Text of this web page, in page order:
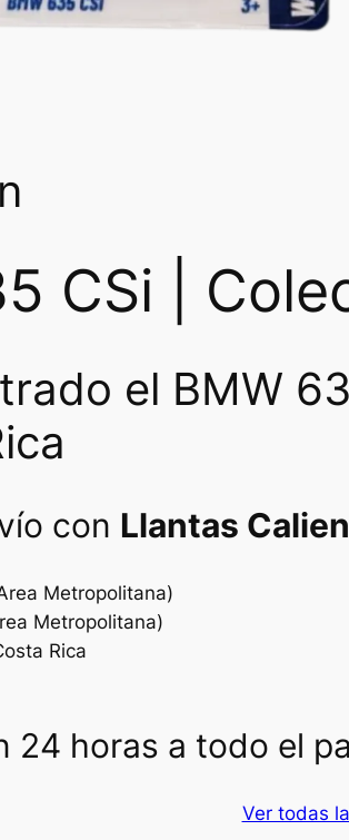
CSi |
el BMW
con Llantas
Metropolitana)
Metropolitana)
Rica
24 horas a todo el
Ver todas